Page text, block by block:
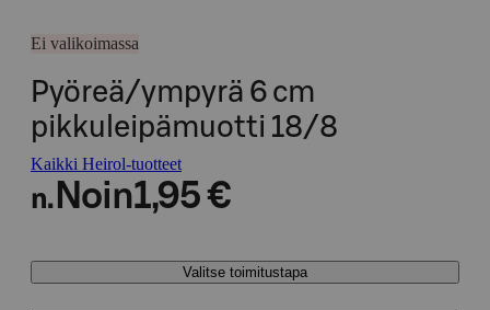
Ei valikoimassa
Pyöreä/ympyrä 6 cm
pikkuleipämuotti 18/8
Kaikki Heirol-tuotteet
n. Noin1,95 €
Valitse toimitustapa